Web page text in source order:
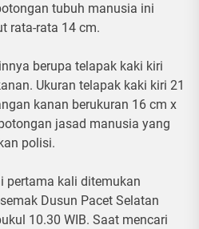
tubuh manusia ini
rata-rata 14 cm.
berupa telapak kaki kiri
Ukuran telapak kaki kiri 21
kanan berukuran 16 cm x
jasad manusia yang
polisi.
pertama kali ditemukan
Dusun Pacet Selatan
10.30 WIB. Saat mencari